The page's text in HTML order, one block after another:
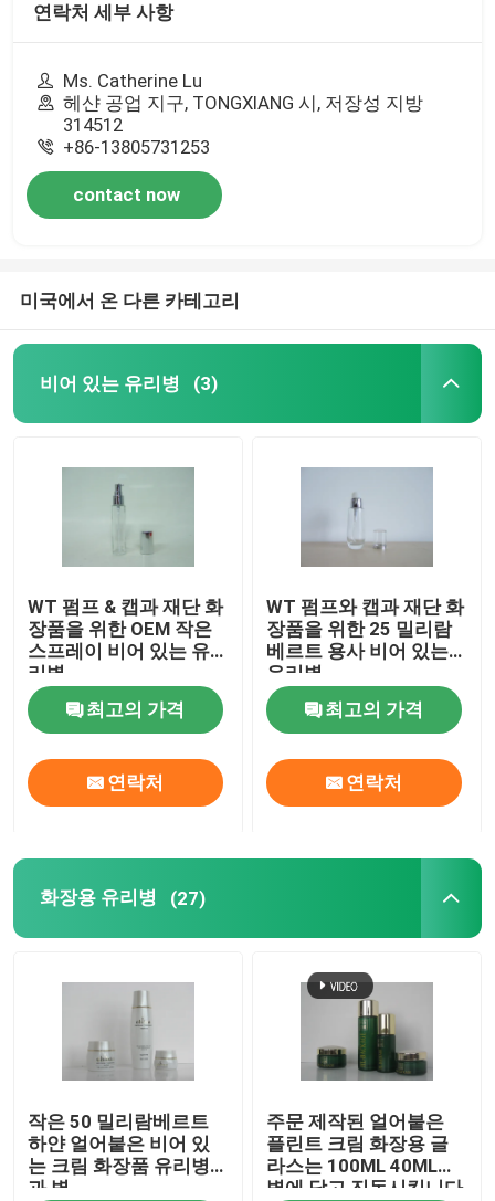
연락처 세부 사항
Ms. Catherine Lu
헤샨 공업 지구, TONGXIANG 시, 저장성 지방
314512
+86-13805731253
contact now
미국에서 온 다른 카테고리
비어 있는 유리병 (3)
WT 펌프 & 캡과 재단 화
장품을 위한 OEM 작은
스프레이 비어 있는 유
리병
최고의 가격
연락처
WT 펌프와 캡과 재단 화
장품을 위한 25 밀리람
베르트 용사 비어 있는
유리병
최고의 가격
연락처
화장용 유리병 (27)
작은 50 밀리람베르트
하얀 얼어붙은 비어 있
는 크림 화장품 유리병
과 병
주문 제작된 얼어붙은
플린트 크림 화장용 글
라스는 100ML 40ML을
병에 담고 진동시킵니다